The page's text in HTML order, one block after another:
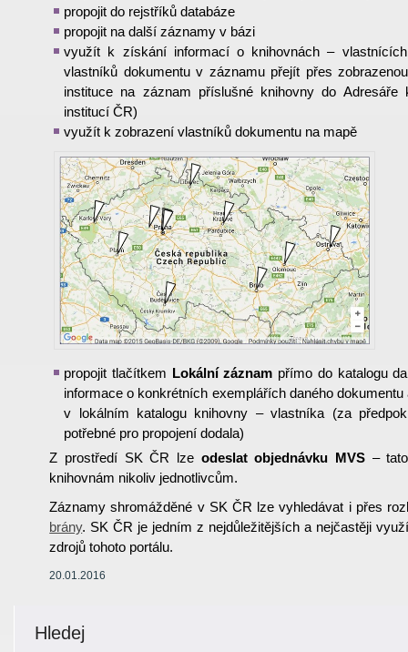
propojit do rejstříků databáze
propojit na další záznamy v bázi
využít k získání informací o knihovnách –
vlastníků dokumentu v záznamu přejít přes
instituce na záznam příslušné knihovny do Adresáře
institucí ČR)
využít k zobrazení vlastníků dokumentu na mapě
propojit tlačítkem Lokální záznam přímo do katalogu
informace o konkrétních exemplářích daného
v lokálním katalogu knihovny – vlastníka (za
potřebné pro propojení dodala)
Z prostředí SK ČR lze odeslat objednávku MVS –
knihovnám nikoliv jednotlivcům.
Záznamy shromážděné v SK ČR lze vyhledávat i přes
brány. SK ČR je jedním z nejdůležitějších a nejčastěji
zdrojů tohoto portálu.
20.01.2016
Hledej